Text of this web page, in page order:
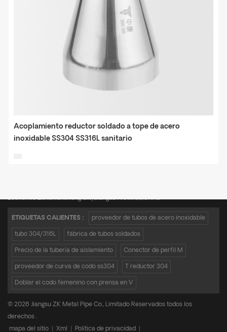
Acoplamiento reductor soldado a tope de acero
inoxidable SS304 SS316L sanitario
Economic Zone,Yancheng City,Jiangsu Province,China
ETIQUETAS CALIENTES : proveedor de tubos de acero inoxidable
tubo 304/316L fábrica de tubos soldados
Precio de la tubería de aislamiento Conector de perfil M
proveedor de curva de codo ss304 T reductor 304
Doblar el codo femenino con prensa en V
© 2026 Jiangsu ZK Metal Pipe Co., Limitado Reservados todos los
derechos .
mapa del sitio
Xml Política de privacidad